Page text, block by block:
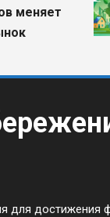
для достижения